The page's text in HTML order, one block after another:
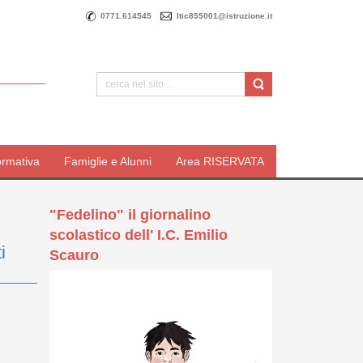
0771.614545 ltic855001@istruzione.it
Famiglie e Alunni Area RISERVATA
"Fedelino" il giornalino
scolastico dell' I.C. Emilio
Scauro